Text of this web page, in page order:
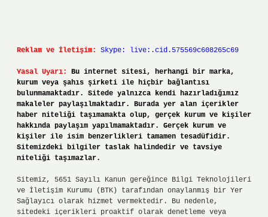
Reklam ve İletişim: Skype: live:.cid.575569c608265c69
Yasal Uyarı:
Bu internet sitesi, herhangi bir marka,
kurum veya şahıs şirketi ile hiçbir bağlantısı
bulunmamaktadır. Sitede yalnızca kendi hazırladığımız
makaleler paylaşılmaktadır. Burada yer alan içerikler
haber niteliği taşımamakta olup, gerçek kurum ve kişiler
hakkında paylaşım yapılmamaktadır. Gerçek kurum ve
kişiler ile isim benzerlikleri tamamen tesadüfidir.
Sitemizdeki bilgiler taslak halindedir ve tavsiye
niteliği taşımazlar.
Sitemiz, 5651 Sayılı Kanun gereğince Bilgi Teknolojileri
ve İletişim Kurumu (BTK) tarafından onaylanmış bir Yer
Sağlayıcı olarak hizmet vermektedir. Bu nedenle,
sitedeki içerikleri proaktif olarak denetleme veya